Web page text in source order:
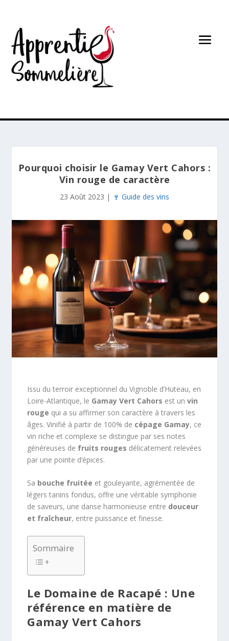
Pourquoi choisir le Gamay Vert Cahors :
Vin rouge de caractère
23 Août 2023 | 🍷 Guide des vins
Issu du terroir exceptionnel du Vignoble d’Huteau, en
Loire-Atlantique, le Gamay Vert Cahors est unvin
rouge qui a su affirmer son caractère à travers les
âges. Vinifié à partir de 100% de cépage Gamay, ce
vin riche et complexe se distingue par ses notes
généreuses de fruits rouges délicatement relevées
par une pointe d’épices.
Sa bouche fruitée et gouleyante, agrémentée de
légers tanins fondus, offre une véritable symphonie
de saveurs, une danse harmonieuse entre douceur
et fraîcheur, entre puissance et finesse.
Sommaire
Le Domaine de Racapé : Une
référence en matière de
Gamay Vert Cahors